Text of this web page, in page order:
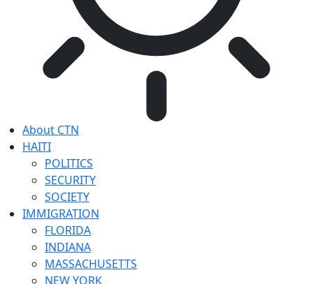
About CTN
HAITI
POLITICS
SECURITY
SOCIETY
IMMIGRATION
FLORIDA
INDIANA
MASSACHUSETTS
NEW YORK